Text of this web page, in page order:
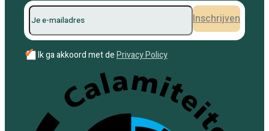
Inschrijven
✔ Ik ga akkoord met dePrivacy Policy